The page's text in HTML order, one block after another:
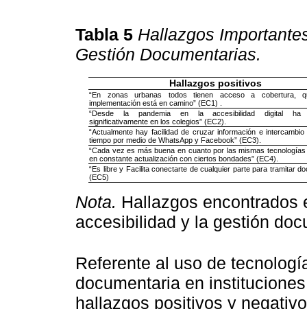
Tabla 5 Hallazgos
Gestión Documentarias.
Hallazgos positivos
“En zonas urbanas todos tienen acceso a cobertura,
implementación está en camino” (EC1) .
“Desde la pandemia en la accesibilidad digital ha
significativamente en los colegios” (EC2).
“Actualmente hay facilidad de cruzar información e
tiempo por medio de WhatsApp y Facebook” (EC3).
“Cada vez es más buena en cuanto por las mismas
en constante actualización con ciertos bondades” (EC4).
“Es libre y Facilita conectarte de cualquier parte para tramitar
(EC5)
Nota. Hallazgos encontrados
accesibilidad y la gestión
Referente al uso de
documentaria en
hallazgos positivos y